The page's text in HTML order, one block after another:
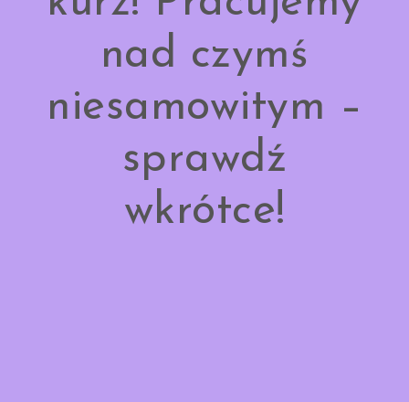
nad czymś
niesamowitym –
sprawdź
wkrótce!